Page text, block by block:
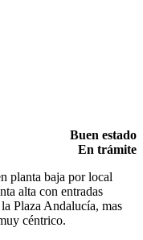
Buen estado
En trámite
planta baja por local
alta con entradas
Plaza Andalucía, mas
céntrico.